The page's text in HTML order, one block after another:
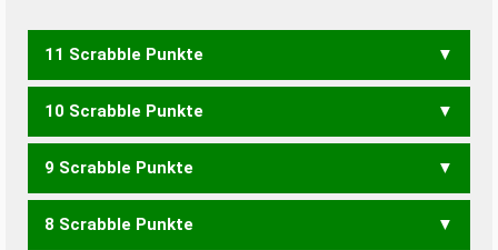
11 Scrabble Punkte
FEINEM MIEFEN
10 Scrabble Punkte
FEMEN MIEFE
9 Scrabble Punkte
FEME MIEF
8 Scrabble Punkte